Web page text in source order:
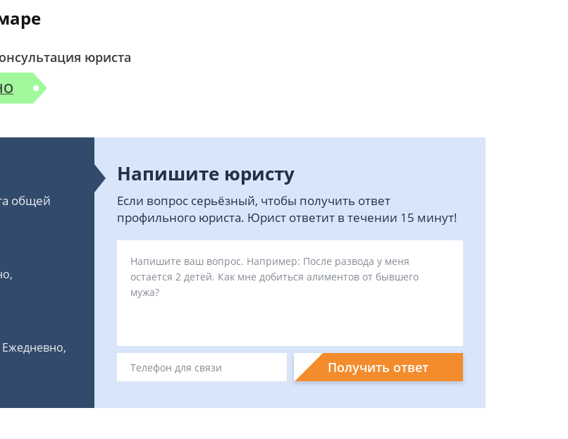
юриста
общей
Напишите юристу
Если вопрос серьёзный, чтобы получить ответ
профильного юриста. Юрист ответит в течении 15 минут!
Получить ответ